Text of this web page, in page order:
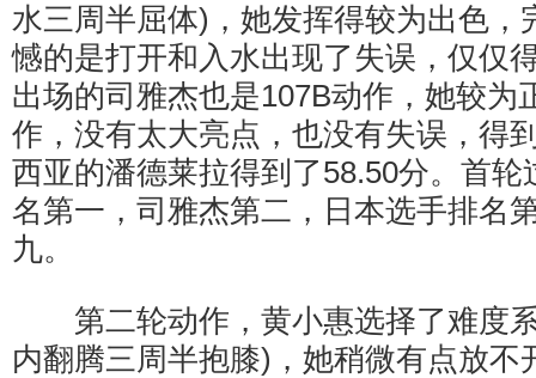
水三周半屈体)，她发挥得较为出色，
憾的是打开和入水出现了失误，仅仅
出场的司雅杰也是107B动作，她较为
作，没有太大亮点，也没有失误，得
西亚的潘德莱拉得到了58.50分。首轮
名第一，司雅杰第二，日本选手排名
九。
第二轮动作，黄小惠选择了难度
内翻腾三周半抱膝)，她稍微有点放不